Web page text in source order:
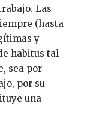
Las
(hasta
y
habitus tal
sea por
por su
una